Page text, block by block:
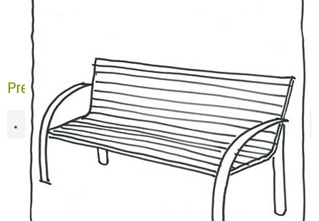
Pressebericht NGZ 13.10.2017-2